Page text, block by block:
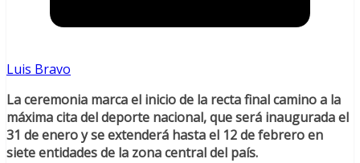
Luis Bravo
La ceremonia marca el inicio de la recta final camino a la
máxima cita del deporte nacional, que será inaugurada el
31 de enero y se extenderá hasta el 12 de febrero en
siete entidades de la zona central del país.